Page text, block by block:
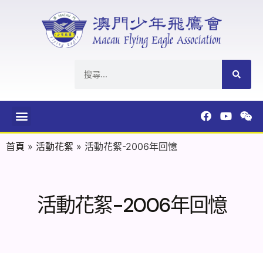
首頁 » 活動花絮 » 活動花絮-2006年回憶
活動花絮-2006年回憶